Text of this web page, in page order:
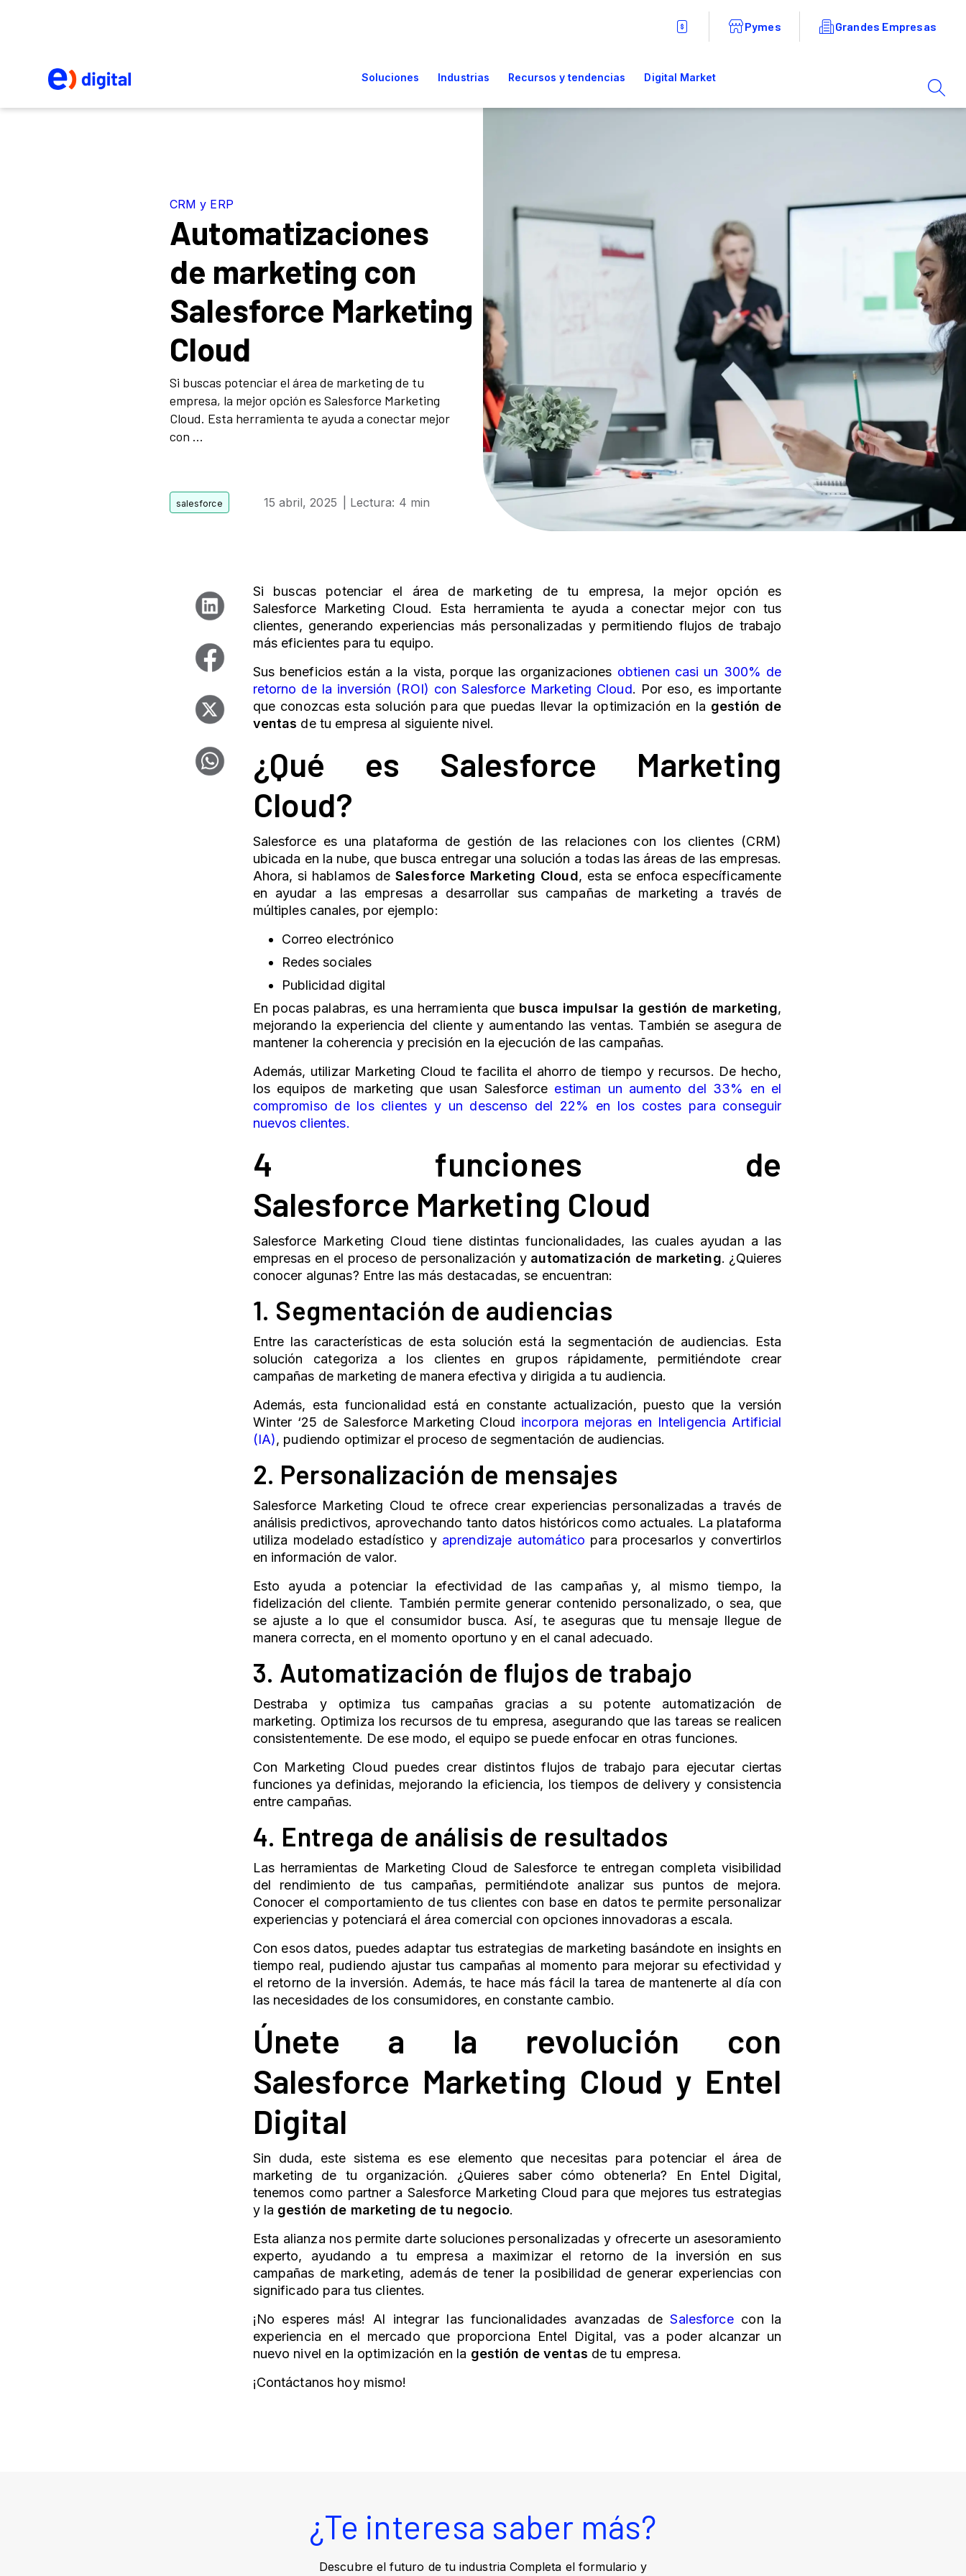
CRM y ERP
Automatizaciones
de marketing con
Salesforce Marketing
Cloud
Si buscas potenciar el área de marketing de tu
empresa, la mejor opción es Salesforce Marketing
Cloud. Esta herramienta te ayuda a conectar mejor
con ...
15 abril, 2025 | Lectura: 4 min
Si buscas potenciar el área de marketing de tu empresa, la mejor opción es
Salesforce
Marketing Cloud. Esta herramienta te ayuda a conectar mejor con tus
clientes, generando experiencias más personalizadas y permitiendo flujos de trabajo
más eficientes para tu equipo.
Sus beneficios están a la vista, porque las organizaciones obtienen casi un 300% de
retorno de la inversión (ROI) con Salesforce Marketing Cloud. Por eso, es importante
que conozcas esta solución para que puedas llevar la optimización en la gestión de
ventas de tu empresa al siguiente nivel.
¿Qué es Salesforce
Marketing
Cloud?
Salesforce es una plataforma de gestión de las relaciones con los clientes (CRM)
ubicada en la nube, que busca entregar una solución a todas las áreas de las empresas.
Ahora, si hablamos de Salesforce Marketing Cloud, esta se enfoca específicamente
en ayudar a las empresas a desarrollar sus campañas de marketing a través de
múltiples canales, por ejemplo:
Correo electrónico
Redes sociales
Publicidad digital
En pocas palabras, es una herramienta que busca impulsar la gestión de marketing,
mejorando la experiencia del cliente y aumentando las ventas. También se asegura de
mantener la coherencia y precisión en la ejecución de las campañas.
Además, utilizar Marketing Cloud te facilita el ahorro de tiempo y recursos. De hecho,
los equipos de marketing que usan Salesforce estiman un aumento del 33% en el
compromiso de los clientes y un descenso del 22% en los costes para conseguir
nuevos clientes.
4 funciones de
Salesforce Marketing Cloud
Salesforce Marketing Cloud tiene distintas funcionalidades, las cuales ayudan a las
empresas en el proceso de personalización y automatización de marketing. ¿Quieres
conocer algunas? Entre las más destacadas, se encuentran:
1. Segmentación de audiencias
Entre las características de esta solución está la segmentación de audiencias. Esta
solución categoriza a los clientes en grupos rápidamente, permitiéndote crear
campañas de marketing de manera efectiva y dirigida a tu audiencia.
Además, esta funcionalidad está en constante actualización, puesto que la versión
Winter ‘25 de Salesforce Marketing Cloud incorpora mejoras en Inteligencia Artificial
(IA), pudiendo optimizar el proceso de segmentación de audiencias.
2. Personalización de mensajes
Salesforce Marketing Cloud te ofrece crear experiencias personalizadas a través de
análisis predictivos, aprovechando tanto datos históricos como actuales. La plataforma
utiliza modelado estadístico y aprendizaje automático para procesarlos y convertirlos
en información de valor.
Esto ayuda a potenciar la efectividad de las campañas y, al mismo tiempo, la
fidelización del cliente. También permite generar contenido personalizado, o sea, que
se ajuste a lo que el consumidor busca. Así, te aseguras que tu mensaje llegue de
manera correcta, en el momento oportuno y en el canal adecuado.
3. Automatización de flujos de trabajo
Destraba y optimiza tus campañas gracias a su potente automatización de
marketing. Optimiza los recursos de tu empresa, asegurando que las tareas se realicen
consistentemente. De ese modo, el equipo se puede enfocar en otras funciones.
Con Marketing Cloud puedes crear distintos flujos de trabajo para ejecutar ciertas
funciones ya definidas, mejorando la eficiencia, los tiempos de delivery y consistencia
entre campañas.
4. Entrega de análisis de resultados
Las herramientas de Marketing Cloud de Salesforce te entregan completa visibilidad
del rendimiento de tus campañas, permitiéndote analizar sus puntos de mejora.
Conocer el comportamiento de tus clientes con base en datos te permite personalizar
experiencias y potenciará el área comercial con opciones innovadoras a escala.
Con esos datos, puedes adaptar tus estrategias de marketing basándote en insights en
tiempo real, pudiendo ajustar tus campañas al momento para mejorar su efectividad y
el retorno de la inversión. Además, te hace más fácil la tarea de mantenerte al día con
las necesidades de los consumidores, en constante cambio.
Únete a la revolución con
Salesforce Marketing Cloud y Entel
Digital
Sin duda, este sistema es ese elemento que necesitas para potenciar el área de
marketing de tu organización. ¿Quieres saber cómo obtenerla? En Entel Digital,
tenemos como partner a Salesforce Marketing Cloud para que mejores tus estrategias
y la gestión de marketing de tu negocio.
Esta alianza nos permite darte soluciones personalizadas y ofrecerte un asesoramiento
experto, ayudando a tu empresa a maximizar el retorno de la inversión en sus
campañas de marketing, además de tener la posibilidad de generar experiencias con
significado para tus clientes.
¡No esperes más! Al integrar las funcionalidades avanzadas de Salesforce con la
experiencia en el mercado que proporciona Entel Digital, vas a poder alcanzar un
nuevo nivel en la optimización en la gestión de ventas de tu empresa.
¡Contáctanos hoy mismo!
¿Te interesa saber más?
Descubre el futuro de tu industria Completa el formulario y